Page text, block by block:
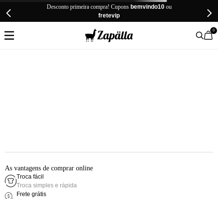
Desconto primeira compra! Cupons bemvindo10ou
fretevip
0
As vantagens de comprar online
Troca fácil
Troca simples e rápida
Frete grátis